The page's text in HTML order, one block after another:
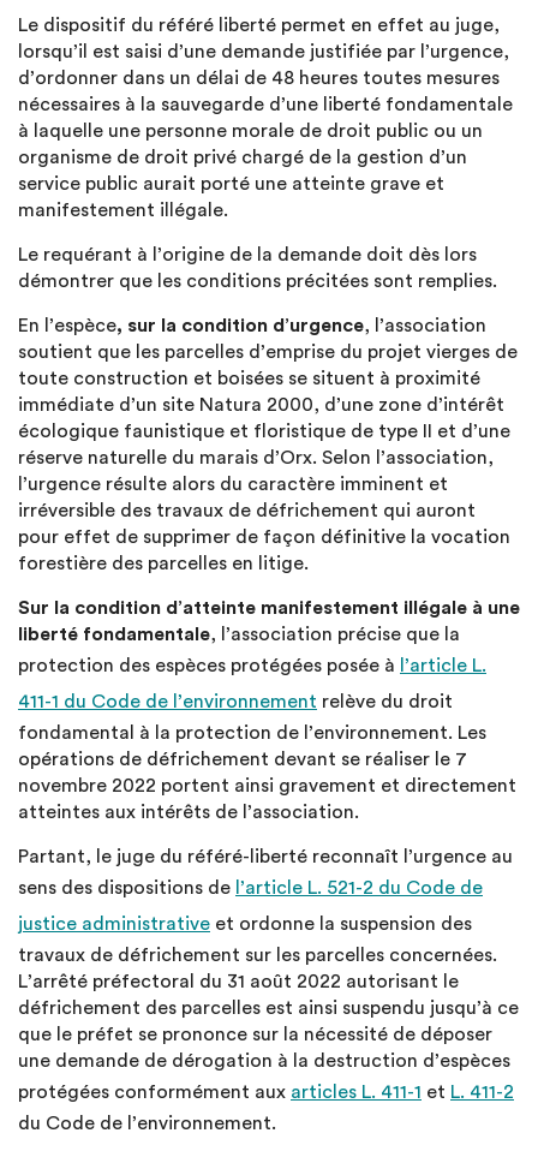
Le dispositif du référé liberté permet en effet au juge,
lorsqu’il est saisi d’une demande justifiée par l’urgence,
d’ordonner dans un délai de 48 heures toutes mesures
nécessaires à la sauvegarde d’une liberté fondamentale
à laquelle une personne morale de droit public ou un
organisme de droit privé chargé de la gestion d’un
service public aurait porté une atteinte grave et
manifestement illégale.
Le requérant à l’origine de la demande doit dès lors
démontrer que les conditions précitées sont remplies.
En l’espèce, sur la condition d’urgence, l’association
soutient que les parcelles d’emprise du projet vierges de
toute construction et boisées se situent à proximité
immédiate d’un site Natura 2000, d’une zone d’intérêt
écologique faunistique et floristique de type II et d’une
réserve naturelle du marais d’Orx. Selon l’association,
l’urgence résulte alors du caractère imminent et
irréversible des travaux de défrichement qui auront
pour effet de supprimer de façon définitive la vocation
forestière des parcelles en litige.
Sur la condition d’atteinte manifestement illégale à une
liberté fondamentale, l’association précise que la
protection des espèces protégées posée à l’article L.
411-1 du Code de l’environnement relève du droit
fondamental à la protection de l’environnement. Les
opérations de défrichement devant se réaliser le 7
novembre 2022 portent ainsi gravement et directement
atteintes aux intérêts de l’association.
Partant, le juge du référé-liberté reconnaît l’urgence au
sens des dispositions de l’article L. 521-2 du Code de
justice administrative et ordonne la suspension des
travaux de défrichement sur les parcelles concernées.
L’arrêté préfectoral du 31 août 2022 autorisant le
défrichement des parcelles est ainsi suspendu jusqu’à ce
que le préfet se prononce sur la nécessité de déposer
une demande de dérogation à la destruction d’espèces
protégées conformément aux articles L. 411-1 et L. 411-2
du Code de l’environnement.